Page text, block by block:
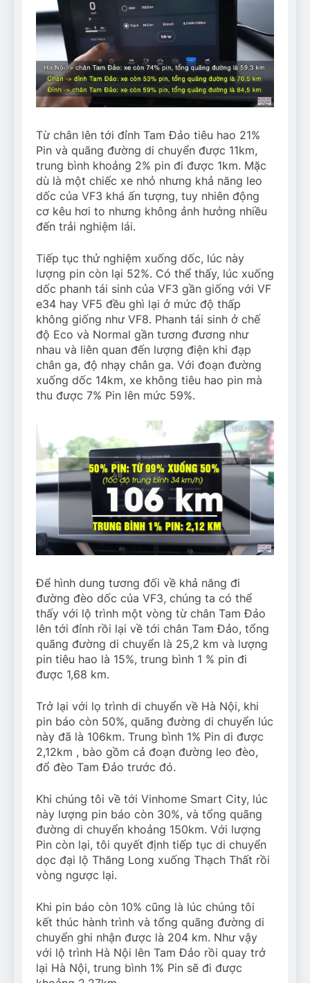
Từ chân lên tới đỉnh Tam Đảo tiêu hao 21%
Pin và quãng đường di chuyển được 11km,
trung bình khoảng 2% pin đi được 1km. Mặc
dù là một chiếc xe nhỏ nhưng khả năng leo
dốc của VF3 khá ấn tượng, tuy nhiên động
cơ kêu hơi to nhưng không ảnh hưởng nhiều
đến trải nghiệm lái.
Tiếp tục thử nghiệm xuống dốc, lúc này
lượng pin còn lại 52%. Có thể thấy, lúc xuống
dốc phanh tái sinh của VF3 gần giống với VF
e34 hay VF5 đều ghì lại ở mức độ thấp
không giống như VF8. Phanh tái sinh ở chế
độ Eco và Normal gần tương đương như
nhau và liên quan đến lượng điện khi đạp
chân ga, độ nhạy chân ga. Với đoạn đường
xuống dốc 14km, xe không tiêu hao pin mà
thu được 7% Pin lên mức 59%.
Để hình dung tương đối về khả năng đi
đường đèo dốc của VF3, chúng ta có thể
thấy với lộ trình một vòng từ chân Tam Đảo
lên tới đỉnh rồi lại về tới chân Tam Đảo, tổng
quãng đường di chuyển là 25,2 km và lượng
pin tiêu hao là 15%, trung bình 1 % pin đi
được 1,68 km.
Trở lại với lọ trình di chuyển về Hà Nội, khi
pin báo còn 50%, quãng đường di chuyển lúc
này đã là 106km. Trung bình 1% Pin di được
2,12km , bào gồm cả đoạn đường leo đèo,
đổ đèo Tam Đảo trước đó.
Khi chúng tôi về tới Vinhome Smart City, lúc
này lượng pin báo còn 30%, và tổng quãng
đường di chuyển khoảng 150km. Với lượng
Pin còn lại, tôi quyết định tiếp tục di chuyển
dọc đại lộ Thăng Long xuống Thạch Thất rồi
vòng ngược lại.
Khi pin báo còn 10% cũng là lúc chúng tôi
kết thúc hành trình và tổng quãng đường di
chuyển ghi nhận được là 204 km. Như vậy
với lộ trình Hà Nội lên Tam Đảo rồi quay trở
lại Hà Nội, trung bình 1% Pin sẽ đi được